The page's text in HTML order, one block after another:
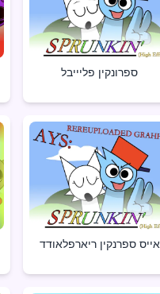
ספרונקין פליייבל
אייס ספרנקין ריארפלאודד